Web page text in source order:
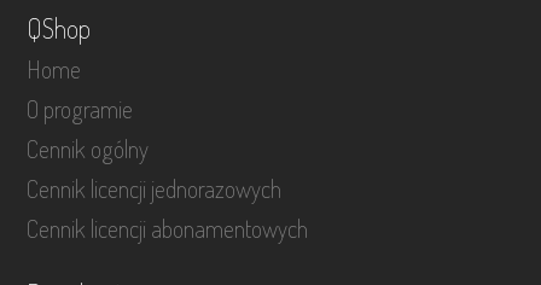
QShop
Home
O programie
Cennik ogólny
Cennik licencji jednorazowych
Cennik licencji abonamentowych